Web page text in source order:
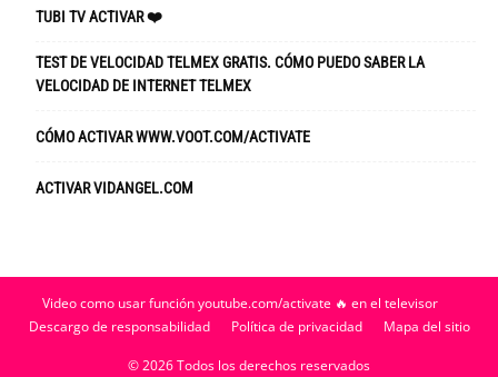
TUBI TV ACTIVAR ❤️
TEST DE VELOCIDAD TELMEX GRATIS. CÓMO PUEDO SABER LA
VELOCIDAD DE INTERNET TELMEX
CÓMO ACTIVAR WWW.VOOT.COM/ACTIVATE
ACTIVAR VIDANGEL.COM
Video como usar función youtube.com/activate 🔥 en el televisor
Descargo de responsabilidad
Política de privacidad Mapa del sitio
© 2026 Todos los derechos reservados